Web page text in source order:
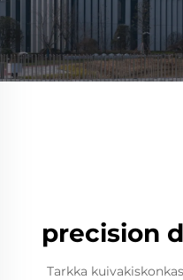
precision
Tarkka